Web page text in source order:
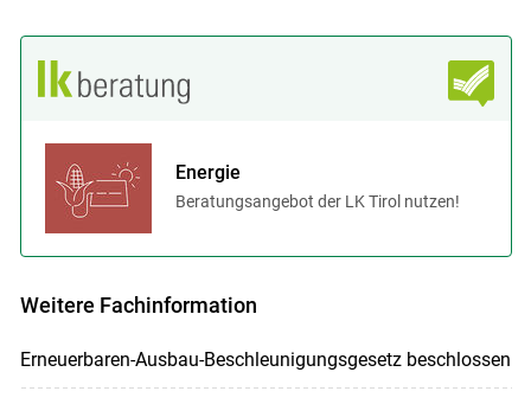
Energie
Beratungsangebot der LK Tirol nutzen!
Weitere Fachinformation
Erneuerbaren-Ausbau-Beschleunigungsgesetz beschlossen